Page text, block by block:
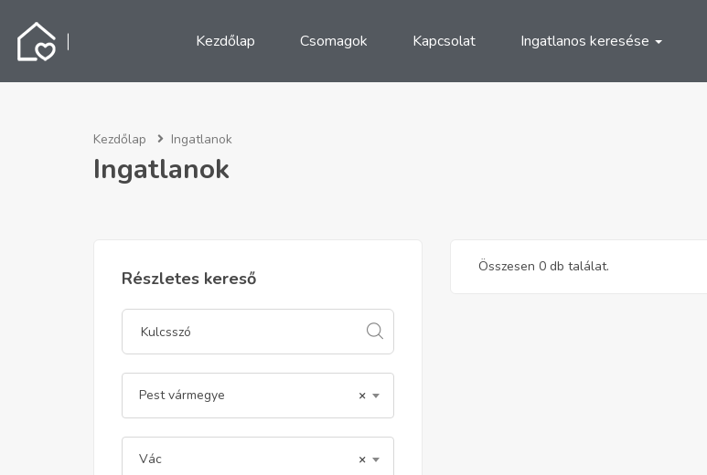
Kezdőlap Csomagok Kapcsolat Ingatlanos keresése
Kezdőlap Ingatlanok
Ingatlanok
Részletes kereső
×
Pest vármegye
×
Vác
Összesen 0 db találat.